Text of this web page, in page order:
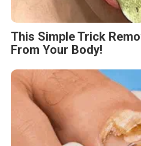
This Simple Trick
From Your Body!